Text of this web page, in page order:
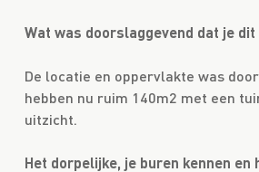
Wat was doorslaggevend dat je dit
De locatie en oppervlakte was
hebben nu ruim 140m2 met een
uitzicht.
Het dorpelijke, je buren kennen en